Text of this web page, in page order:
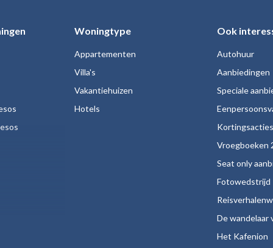
Woningtype
Appartementen
Villa's
Vakantiehuizen
Hotels
Ook
Autohuur
Aanbiedingen
Speciale
Kortingsacties
Vroegboeken
Seat only
Fotowedstrijd
De wandelaar
Het Kafenion